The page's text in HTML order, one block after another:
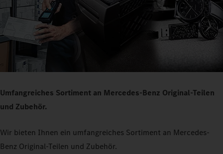
Umfangreiches Sortiment an Mercedes-Benz Original-Teilen
und Zubehör.
Wir bieten Ihnen ein umfangreiches Sortiment an Mercedes-
Benz Original-Teilen und Zubehör.